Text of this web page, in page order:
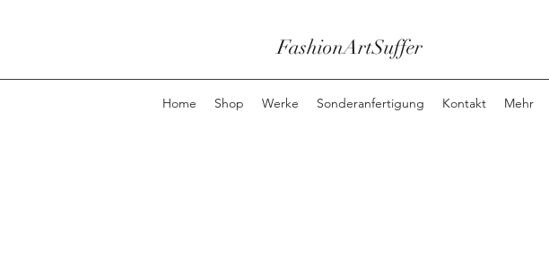
FashionArtSuffer
Home Shop Werke Sonderanfertigung Kontakt Mehr